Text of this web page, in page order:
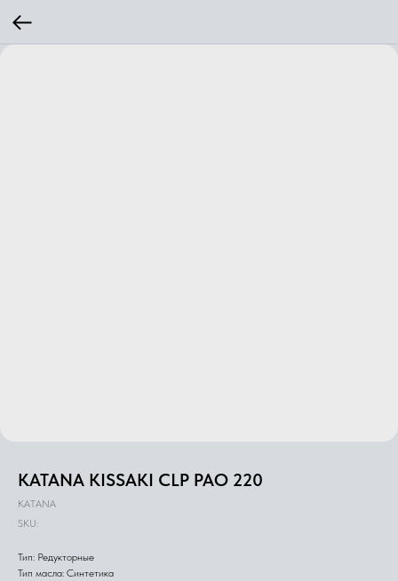
KATANA KISSAKI CLP PAO 220
KATANA
SKU:
Тип: Редукторные
Тип масла: Синтетика